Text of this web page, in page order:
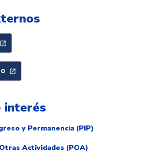
interés
y Permanencia (PIP)
Actividades (POA)